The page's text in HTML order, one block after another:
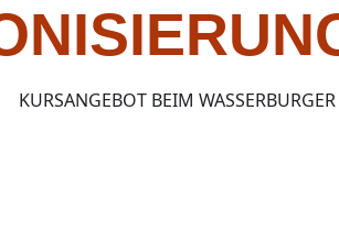
KURSANGEBOT BEIM